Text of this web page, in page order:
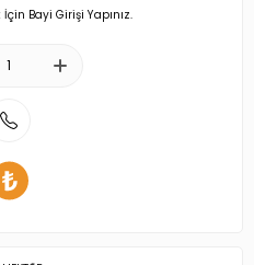
Bayi Girişi Yapınız.